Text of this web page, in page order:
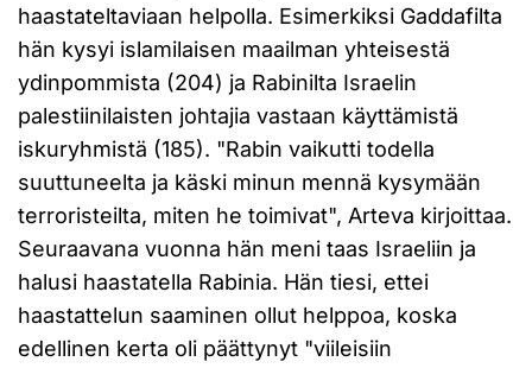
haastateltaviaan helpolla. Esimerkiksi Gaddafilta
hän kysyi islamilaisen maailman yhteisestä
ydinpommista (204) ja Rabinilta Israelin
palestiinilaisten johtajia vastaan käyttämistä
iskuryhmistä (185). "Rabin vaikutti todella
suuttuneelta ja käski minun mennä kysymään
terroristeilta, miten he toimivat", Arteva kirjoittaa.
Seuraavana vuonna hän meni taas Israeliin ja
halusi haastatella Rabinia. Hän tiesi, ettei
haastattelun saaminen ollut helppoa, koska
edellinen kerta oli päättynyt "viileisiin